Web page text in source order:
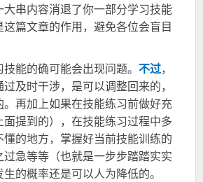
大串内容消退了你一部分学习技能
篇文章的作用，避免各位会盲目
能的确可能会出现问题。 不过，
过及时干涉， 是可以调整回来的，
。再加上如果在技能练习前做好充
提到的），在技能练习过程中多
的地方，掌握好当前技能训练的
急等等（也就是一步步踏踏实实
的概率还是可以人为降低的。